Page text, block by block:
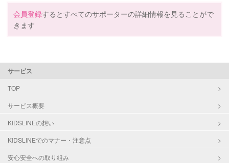
会員登録するとすべてのサポーターの詳細情報を見ることがで
きます
サービス
TOP
サービス概要
KIDSLINEの想い
KIDSLINEでのマナー・注意点
安心安全への取り組み